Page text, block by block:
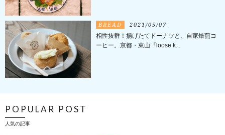
BREAD 2021/05/07
相性抜群！揚げたてドーナツと、自家焙煎コ
ーヒー。京都・東山『loose k...
POPULAR POST
人気の記事